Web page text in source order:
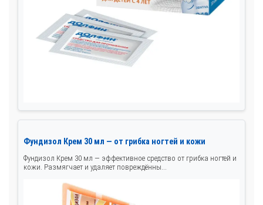
Фундизол Крем 30 мл — от грибка ногтей и кожи
Фундизол Крем 30 мл — эффективное средство от грибка ногтей и
кожи. Размягчает и удаляет повреждённы...